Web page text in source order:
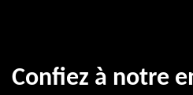
Confiez à notre